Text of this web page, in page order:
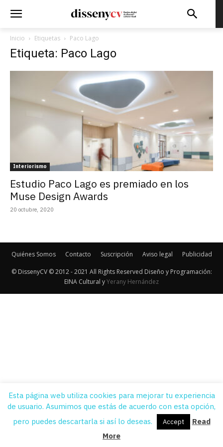
Inicio Etiquetas Paco Lago
Etiqueta: Paco Lago
Interiorismo
Estudio Paco Lago es premiado en los
Muse Design Awards
20 octubre, 2020
Quiénes Somos Contacto Suscripción Aviso legal Publicidad
© DissenyCV © 2012 - 2021 All Rights Reserved Diseño y Programación:
EINA Cultural yYerany Hernández
Esta página web utiliza cookies para mejorar tu experiencia
de usuario. Asumimos que estás de acuerdo con esta opción,
pero puedes descartarla si así lo deseas.
Accept
Read
More